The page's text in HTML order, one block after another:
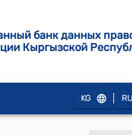
банк данных
Кыргызской
KG RU